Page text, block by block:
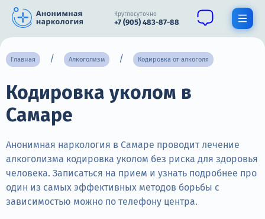
Круглосуточно
+7 (905) 483-87-88
О нас
Наркомания
Нарколог
Стационар
Главная Алкоголизм Кодировка от алкоголя
Кодировка уколом в
Самаре
Анонимная наркология в Самаре проводит лечение
алкоголизма кодировка уколом без риска для здоровья
человека. Записаться на прием и узнать подробнее про
один из самых эффективных методов борьбы с
зависимостью можно по телефону центра.